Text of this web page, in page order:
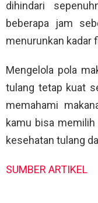
dihindari
beberapa jam
menurunkan kadar
Mengelola pola
tulang tetap kuat
memahami
kamu bisa
kesehatan tulang
SUMBER ARTIKEL